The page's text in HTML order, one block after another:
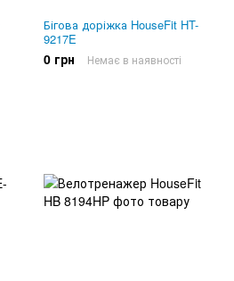
Бігова доріжка HouseFit HT-
9217E
0 грн Немає в наявності